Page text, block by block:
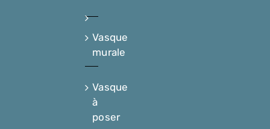
Vasque
murale
Vasque
à
poser